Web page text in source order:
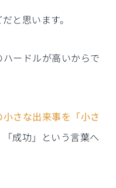
と思います。
ードルが高いからで
小さな出来事を「小さ
「成功」という言葉へ